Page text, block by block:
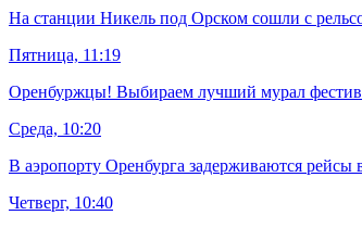
На станции Никель под Орском сошли с
Пятница, 11:19
Оренбуржцы! Выбираем лучший мурал
Среда, 10:20
В аэропорту Оренбурга задерживаются
Четверг, 10:40